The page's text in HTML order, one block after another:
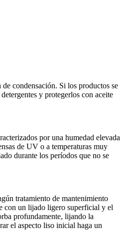
condensación. Si los productos se
y protegerlos con aceite
por una humedad elevada
de UV o a temperaturas muy
durante los períodos que no se
tratamiento de mantenimiento
con un lijado ligero superficial y el
profundamente, lijando la
el aspecto liso inicial haga un